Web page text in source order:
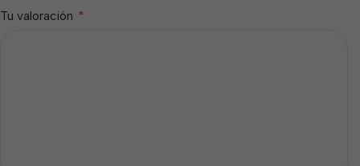
Tu valoración *